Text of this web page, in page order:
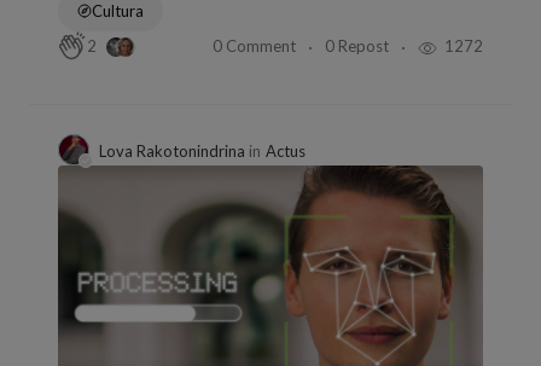
Cultura
2
0 Comment 0 Repost 1272
Lova Rakotonindrina in Actus